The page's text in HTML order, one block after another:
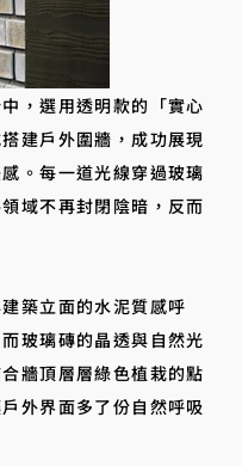
選用透明款的「實心
建戶外圍牆，成功展現
。每一道光線穿過玻璃
域不再封閉陰暗，反而
築立面的水泥質感呼
玻璃磚的晶透與自然光
牆頂層層綠色植栽的點
外界面多了份自然呼吸